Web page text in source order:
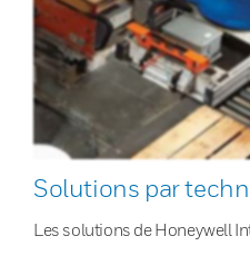
Solutions par
Les solutions de Honeywell